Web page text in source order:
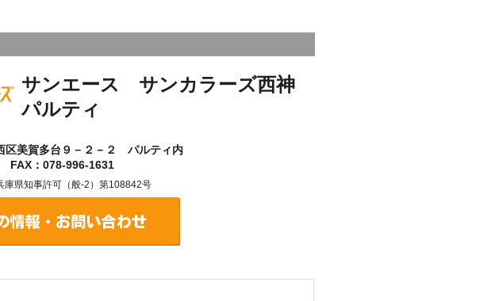
サンエース サンカラーズ西神
パルティ
区美賀多台９－２－２ パルティ内
FAX：078-996-1631
県知事許可（般-2）第108842号